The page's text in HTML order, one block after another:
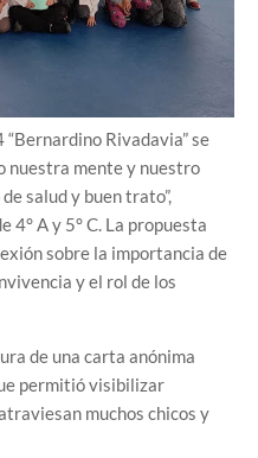
“Bernardino Rivadavia” se
nuestra mente y nuestro
salud y buen trato”,
4° A y 5° C. La propuesta
sobre la importancia de
y el rol de los
de una carta anónima
permitió visibilizar
muchos chicos y